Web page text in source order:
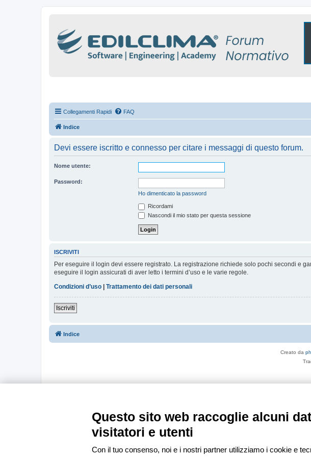
Collegamenti Rapidi FAQ
Indice
Devi essere iscritto e connesso per citare i messaggi di questo forum.
Nome utente:
Password:
Ho dimenticato la password
Ricordami
Nascondi il mio stato per questa sessione
ISCRIVITI
Per eseguire il login devi essere registrato. La registrazione richiede solo pochi secondi e
eseguire il login assicurati di aver letto i termini d’uso e le varie regole.
Condizioni d’uso | Trattamento dei dati personali
Iscriviti
Indice
Creato da
Questo sito web raccoglie alcuni
visitatori e utenti
Con il tuo consenso, noi e i nostri partner utilizziamo i cookie e